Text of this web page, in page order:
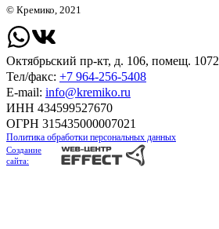
© Кремико, 2021
Октябрьский пр-кт, д. 106, помещ. 1072
Тел/факс: +7 964-256-5408
Е-mail: info@kremiko.ru
ИНН 434599527670
ОГРН 315435000007021
Политика обработки персональных данных
Создание
сайта: